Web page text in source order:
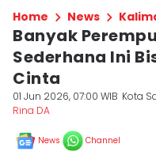
Home News
Banyak
Sederhana Ini
Cinta
01 Jun 2026, 07:00 WIB Kota
Rina DA
News Channel